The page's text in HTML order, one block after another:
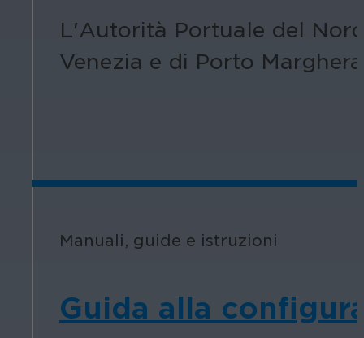
L'Autorità Portuale del
Venezia e di Porto
Manuali, guide e istruzioni
Guida alla